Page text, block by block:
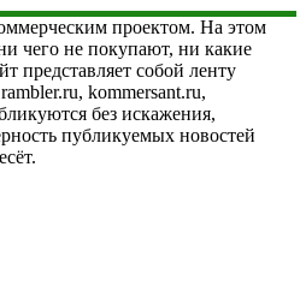
проектом. На этом
чего не покупают, ни какие
представляет собой ленту
kommersant.ru,
без искажения,
публикуемых новостей